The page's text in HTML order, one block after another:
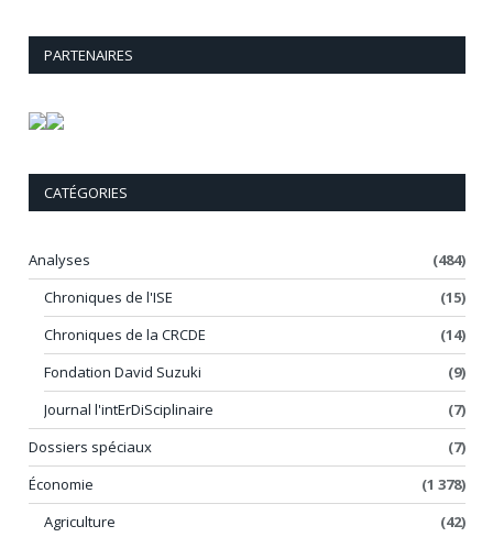
PARTENAIRES
CATÉGORIES
Analyses
(484)
Chroniques de l'ISE
(15)
Chroniques de la CRCDE
(14)
Fondation David Suzuki
(9)
Journal l'intErDiSciplinaire
(7)
Dossiers spéciaux
(7)
Économie
(1 378)
Agriculture
(42)